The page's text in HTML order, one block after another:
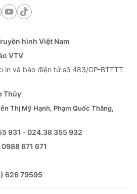
hình thức nếu không có sự chấp
nguồn VTV.vn khi phát hành lại
hình Việt Nam
VTV
in và báo điện tử số 483/GP-BTTTT
Thủy
Thị Mỹ Hạnh, Phạm Quốc Thắng,
931 - 024.38 355 932
0988 671 671
626 79595